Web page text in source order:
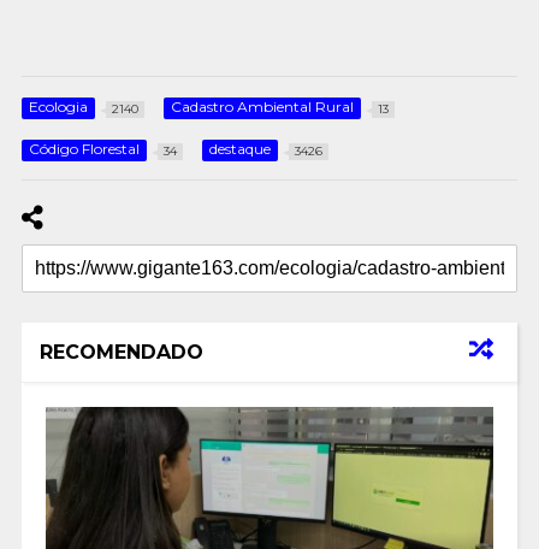
Ecologia 2140 Cadastro Ambiental Rural 13
Código Florestal 34 destaque 3426
RECOMENDADO